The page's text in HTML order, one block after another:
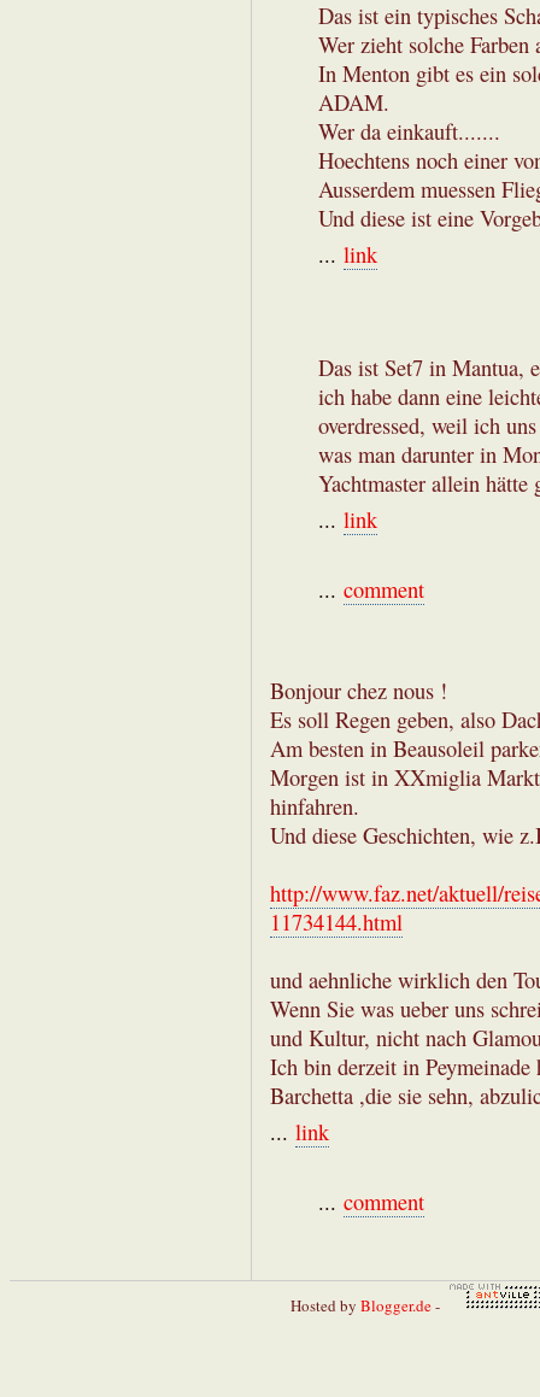
Das ist ein typisches
Wer zieht solche Farben
In Menton gibt es ein
ADAM.
Wer da einkauft.......
Hoechtens noch einer
Ausserdem muessen
Und diese ist eine
... link
Das ist Set7 in Mantua,
ich habe dann eine
overdressed, weil ich
was man darunter in
Yachtmaster allein hätte
... link
... comment
Bonjour chez nous !
Es soll Regen geben, also
Am besten in Beausoleil
Morgen ist in XXmiglia
hinfahren.
Und diese Geschichten, wie
http://www.faz.net/aktuell/
11734144.html
und aehnliche wirklich den
Wenn Sie was ueber uns
und Kultur, nicht nach
Ich bin derzeit in Peymeinade
Barchetta ,die sie sehn,
... link
... comment
Hosted by Blogger.de-